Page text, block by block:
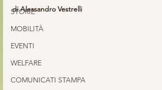
STORIE
MOBILITÀ
EVENTI
WELFARE
COMUNICATI STAMPA
di Alessandro Vestrelli